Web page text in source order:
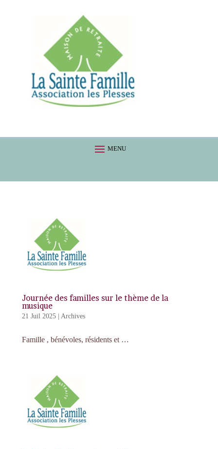
Journée des familles sur le thème de la
musique
21 Juil 2025| Archives
Famille , bénévoles, résidents et …